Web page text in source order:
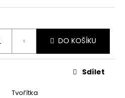
DO KOŠÍKU
Tvořítka
Sdílet